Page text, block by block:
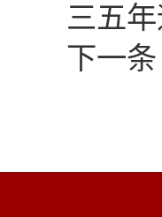
三五
下一条